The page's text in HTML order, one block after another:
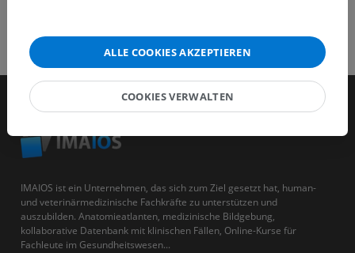
IMAIOS ist ein Unternehmen, das sich zum Ziel gesetzt hat, human-
und veterinärmedizinische Fachkräfte zu unterstützen und
auszubilden. Anatomieatlanten, medizinische Bildgebung,
kollaborative Datenbank mit klinischen Fällen, Online-Kurse für
Fachleute im Gesundheitswesen...
ALLE COOKIES AKZEPTIEREN
COOKIES VERWALTEN